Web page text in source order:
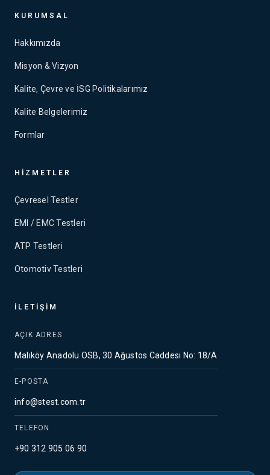
KURUMSAL
Hakkımızda
Misyon & Vizyon
Kalite, Çevre ve İSG Politikalarımız
Kalite Belgelerimiz
Formlar
HIZMETLER
Çevresel Testler
EMI / EMC Testleri
ATP Testleri
Otomotiv Testleri
İLETIŞIM
AÇIK ADRES
Malıköy Anadolu OSB, 30 Ağustos Caddesi No: 18/A
E-POSTA
info@stest.com.tr
TELEFON
+90 312 905 06 90